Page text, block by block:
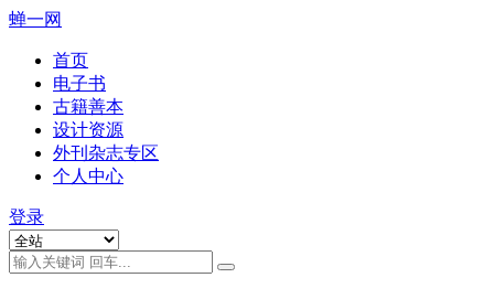
蝉一网
首页
电子书
古籍善本
设计资源
外刊杂志专区
个人中心
登录